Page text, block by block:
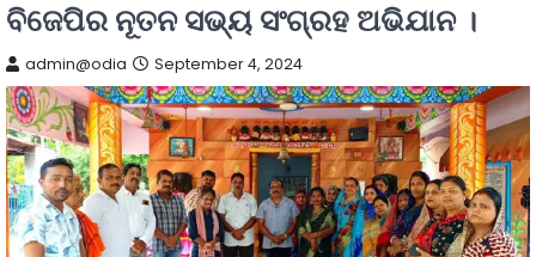
ବିଜେପିର ନୂତନ ସଭ୍ୟ ସଂଗ୍ରହ ଅଭିଯାନ ।
admin@odia September 4, 2024